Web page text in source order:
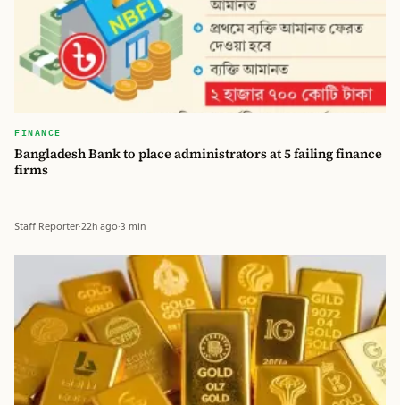
FINANCE
Bangladesh Bank to place administrators at 5 failing finance
firms
Staff Reporter·22h ago·3 min